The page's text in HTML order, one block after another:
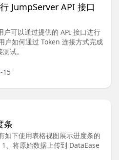
JumpServer API 接口
可以通过提供的 API 接口进行
户如何通过 Token 连接方式完成
试。
15
条
如下使用表格视图展示进度条的
、将原始数据上传到 DataEase